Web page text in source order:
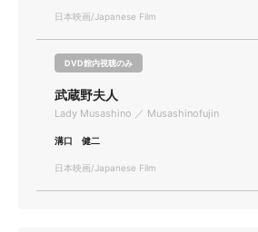
日本映画/Japanese Film
DVD館内視聴のみ
武蔵野夫人
Lady Musashino ／ Musashinofujin
溝口 健二
日本映画/Japanese Film